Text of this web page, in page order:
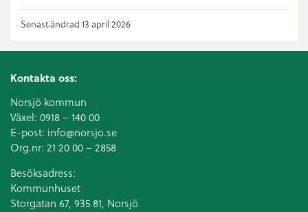
Senast ändrad 13 april 2026
Kontakta oss:
Norsjö kommun
Växel: 0918 – 140 00
E-post: info@norsjo.se
Org.nr: 21 20 00 – 2858
Besöksadress:
Kommunhuset
Storgatan 67, 935 81, Norsjö